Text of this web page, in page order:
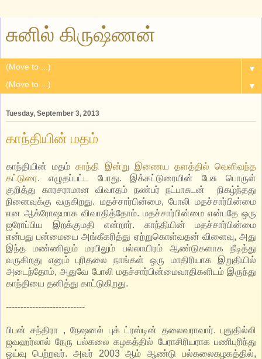
சுனில் கிருஷ்ணன்
▼
▼
Tuesday, September 3, 2013
காந்தியின் மதம்
காந்தியின் மதம் காந்தி இன்று இணைய தளத்தில் வெளிவந்த
கட்டுரை. எழுதப்பட்ட போது. இக்கட்டுரையின் பேசு பொருள்
குறித்து காரசராமான விவாதம் நண்பர் நட்பாசுடன் நிகழ்ந்தது
நினைவுக்கு வருகிறது. மதச்சார்பின்மை, போலி மதச்சார்பின்மை
என ஆக்ரோஷமாக விவாதித்தோம். மதச்சார்பின்மை என்பதே ஒரு
ஐரோப்பிய இறக்குமதி என்றார். காந்தியின் மதச்சார்பின்மை
என்பது பன்மையை அங்கீகரித்து ஏற்றுகொள்வதன் விளைவு, அது
இந்த மண்ணிலும் மரபிலும் பல்லாயிரம் ஆண்டுகளாக நீடித்து
வருகிறது எனும் புரிதலை நாங்கள் ஒரு மாதிரியாக இறுதியில்
அடைந்தோம், அதுவே போலி மதச்சார்பின்மைவாதிகளிடம் இருந்து
காந்தியை தனித்து காட்டுகிறது.
---------------------------
பிபன் சந்திரா , நேஷனல் புக் ட்ரஸ்டின் தலைவராவார். புதுதில்லி
ஜவஹர்லால் நேரு பல்கலை கழகத்தில் பேராசிரியராக பணிபுரிந்து
ஒய்வு பெற்றவர். அவர் 2003 ஆம் ஆண்டு பல்கலைகழகத்தில்,